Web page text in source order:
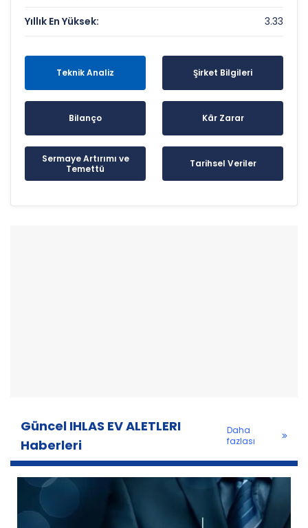
Yıllık En Yüksek: 3.33
Teknik Analiz Şirket Bilgileri
Bilanço Kâr Zarar
Sermaye Artırımı ve
Temettü
Tarihsel Veriler
Güncel IHLAS EV ALETLERI
Haberleri
Daha
fazlası